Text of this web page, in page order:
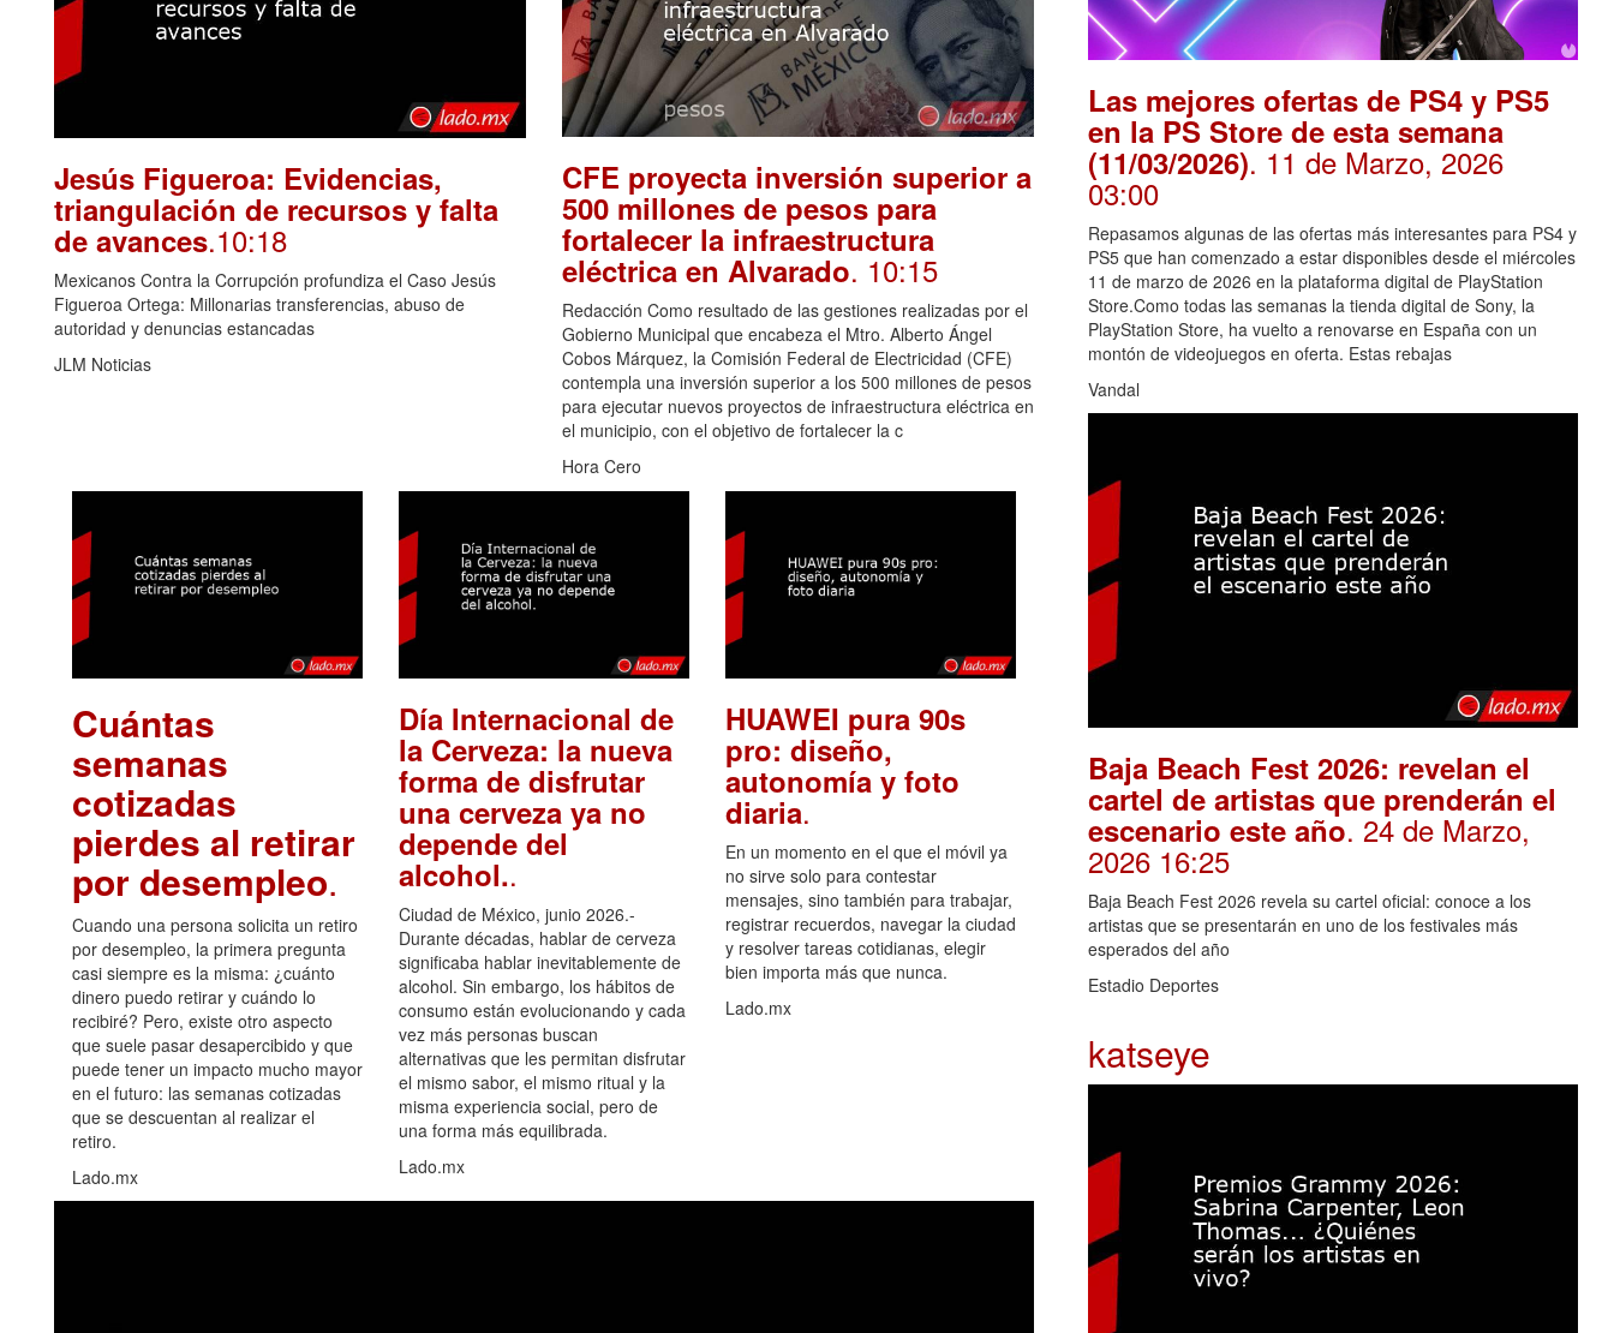
Jesús Figueroa: Evidencias,
triangulación de recursos y falta
de avances.10:18
Mexicanos Contra la Corrupción profundiza el Caso Jesús
Figueroa Ortega: Millonarias transferencias, abuso de
autoridad y denuncias estancadas
JLM Noticias
CFE proyecta inversión superior a
500 millones de pesos para
fortalecer la infraestructura
eléctrica en Alvarado. 10:15
Redacción Como resultado de las gestiones realizadas por el
Gobierno Municipal que encabeza el Mtro. Alberto Ángel
Cobos Márquez, la Comisión Federal de Electricidad (CFE)
contempla una inversión superior a los 500 millones de pesos
para ejecutar nuevos proyectos de infraestructura eléctrica en
el municipio, con el objetivo de fortalecer la c
Hora Cero
Cuántas
semanas
cotizadas
pierdes al retirar
por desempleo.
Cuando una persona solicita un retiro
por desempleo, la primera pregunta
casi siempre es la misma: ¿cuánto
dinero puedo retirar y cuándo lo
recibiré? Pero, existe otro aspecto
que suele pasar desapercibido y que
puede tener un impacto mucho mayor
en el futuro: las semanas cotizadas
que se descuentan al realizar el
retiro.
Lado.mx
Día Internacional de
la Cerveza: la nueva
forma de disfrutar
una cerveza ya no
depende del
alcohol..
Ciudad de México, junio 2026.-
Durante décadas, hablar de cerveza
significaba hablar inevitablemente de
alcohol. Sin embargo, los hábitos de
consumo están evolucionando y cada
vez más personas buscan
alternativas que les permitan disfrutar
el mismo sabor, el mismo ritual y la
misma experiencia social, pero de
una forma más equilibrada.
Lado.mx
HUAWEI pura 90s
pro: diseño,
autonomía y foto
diaria.
En un momento en el que el móvil ya
no sirve solo para contestar
mensajes, sino también para trabajar,
registrar recuerdos, navegar la ciudad
y resolver tareas cotidianas, elegir
bien importa más que nunca.
Lado.mx
Las mejores ofertas de PS4 y PS5
en la PS Store de esta semana
(11/03/2026). 11 de Marzo, 2026
03:00
Repasamos algunas de las ofertas más interesantes para PS4 y
PS5 que han comenzado a estar disponibles desde el miércoles
11 de marzo de 2026 en la plataforma digital de PlayStation
Store.Como todas las semanas la tienda digital de Sony, la
PlayStation Store, ha vuelto a renovarse en España con un
montón de videojuegos en oferta. Estas rebajas
Vandal
Baja Beach Fest 2026: revelan el
cartel de artistas que prenderán el
escenario este año. 24 de Marzo,
2026 16:25
Baja Beach Fest 2026 revela su cartel oficial: conoce a los
artistas que se presentarán en uno de los festivales más
esperados del año
Estadio Deportes
katseye